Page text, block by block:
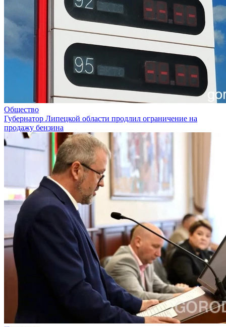
Общество
Губернатор Липецкой области продлил ограничение на
продажу бензина